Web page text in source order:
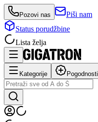
Pozovi nas
Piši nam
Status porudžbine
Lista želja
Kategorije Pogodnosti